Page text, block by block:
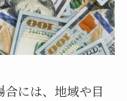
には、地域や目